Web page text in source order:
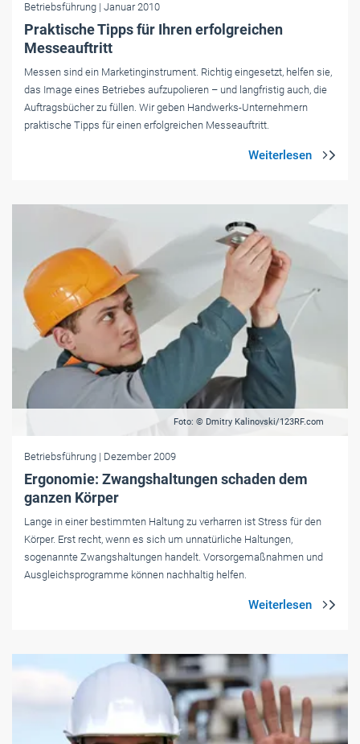
Betriebsführung | Januar 2010
Praktische Tipps für Ihren erfolgreichen
Messeauftritt
Messen sind ein Marketinginstrument. Richtig eingesetzt, helfen sie,
das Image eines Betriebes aufzupolieren – und langfristig auch, die
Auftragsbücher zu füllen. Wir geben Handwerks-Unternehmern
praktische Tipps für einen erfolgreichen Messeauftritt.
Foto: © Dmitry Kalinovski/123RF.com
Betriebsführung | Dezember 2009
Ergonomie: Zwangshaltungen schaden dem
ganzen Körper
Lange in einer bestimmten Haltung zu verharren ist Stress für den
Körper. Erst recht, wenn es sich um unnatürliche Haltungen,
sogenannte Zwangshaltungen handelt. Vorsorgemaßnahmen und
Ausgleichsprogramme können nachhaltig helfen.